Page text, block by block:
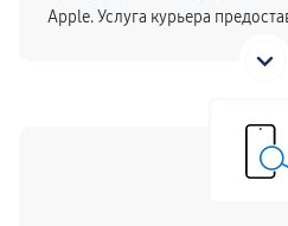
Apple. Услуга курьера